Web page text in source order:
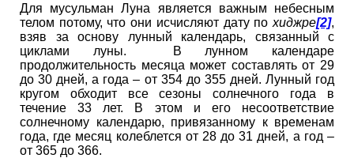
Для мусульман Луна является важным небесным
телом потому, что они исчисляют дату по хиджре[2],
взяв за основу лунный календарь, связанный с
циклами луны. В лунном календаре
продолжительность месяца может составлять от 29
до 30 дней, а года – от 354 до 355 дней. Лунный год
кругом обходит все сезоны солнечного года в
течение 33 лет. В этом и его несоответствие
солнечному календарю, привязанному к временам
года, где месяц колеблется от 28 до 31 дней, а год –
от 365 до 366.